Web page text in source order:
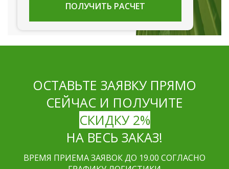
ПОЛУЧИТЬ РАСЧЕТ
ОСТАВЬТЕ ЗАЯВКУ ПРЯМО
СЕЙЧАС И ПОЛУЧИТЕ
СКИДКУ 2%
НА ВЕСЬ ЗАКАЗ!
ВРЕМЯ ПРИЕМА ЗАЯВОК ДО 19.00 СОГЛАСНО